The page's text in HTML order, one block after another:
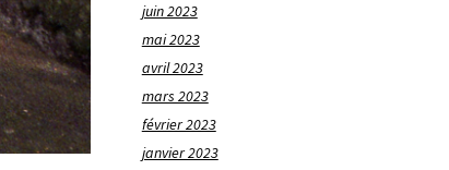
juin 2023
mai 2023
avril 2023
mars 2023
février 2023
janvier 2023